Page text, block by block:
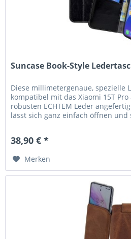
Suncase Book-Style
Diese millimetergenaue, spezielle
kompatibel mit das Xiaomi 15T
robusten ECHTEM Leder
lässt sich ganz einfach öffnen
38,90 € *
Merken